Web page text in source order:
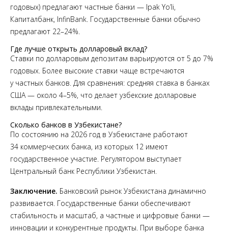
годовых) предлагают частные банки — Ipak Yo’li,
Капиталбанк, InfinBank. Государственные банки обычно
предлагают 22–24%.
Где лучше открыть долларовый вклад?
Ставки по долларовым депозитам варьируются от 5 до 7%
годовых. Более высокие ставки чаще встречаются
у частных банков. Для сравнения: средняя ставка в банках
США — около 4–5%, что делает узбекские долларовые
вклады привлекательными.
Сколько банков в Узбекистане?
По состоянию на 2026 год в Узбекистане работают
34 коммерческих банка, из которых 12 имеют
государственное участие. Регулятором выступает
Центральный банк Республики Узбекистан.
Заключение. Банковский рынок Узбекистана динамично
развивается. Государственные банки обеспечивают
стабильность и масштаб, а частные и цифровые банки —
инновации и конкурентные продукты. При выборе банка